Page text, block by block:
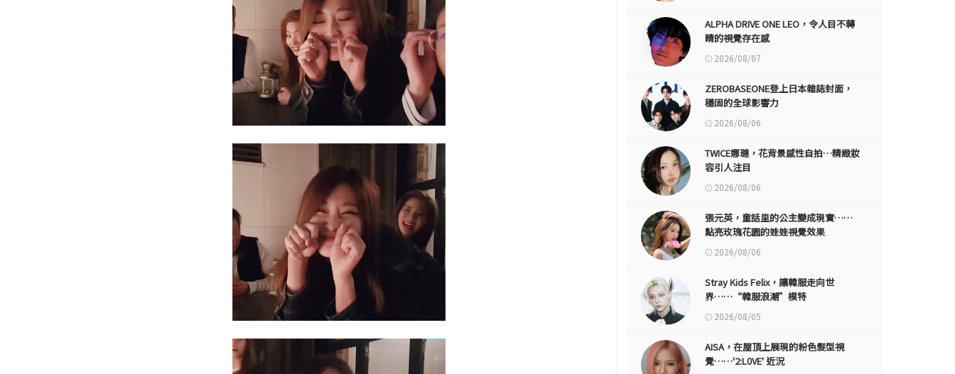
ALPHA DRIVE ONE LEO，令人目不轉
睛的視覺存在感
2026/08/07
ZEROBASEONE登上日本雜誌封面，
穩固的全球影響力
2026/08/06
TWICE娜璉，花背景感性自拍…精緻妝
容引人注目
2026/08/06
張元英，童話里的公主變成現實……
點亮玫瑰花園的娃娃視覺效果
2026/08/06
Stray Kids Felix，讓韓服走向世
界……“韓服浪潮”模特
2026/08/05
AISA，在屋頂上展現的粉色髮型視
覺……'2:L0VE' 近況